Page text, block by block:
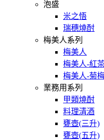
泡盛
米之悟
瑞穗燒酎
梅美人系列
梅美人
梅美人-紅
梅美人-菊
業務用系列
甲類燒酎
料理清酒
甕壺(三升)
甕壺(五升)